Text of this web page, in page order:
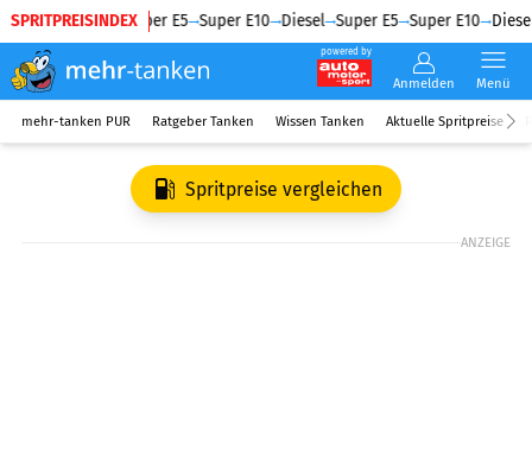
SPRITPREISINDEX
Diesel Super E5 Super E10 Diesel Super E5 Super E10 Diesel
powered by
Anmelden Menü
mehr-tanken PUR Ratgeber Tanken Wissen Tanken Aktuelle Spritpreise
Spritpreise vergleichen
ANZEIGE